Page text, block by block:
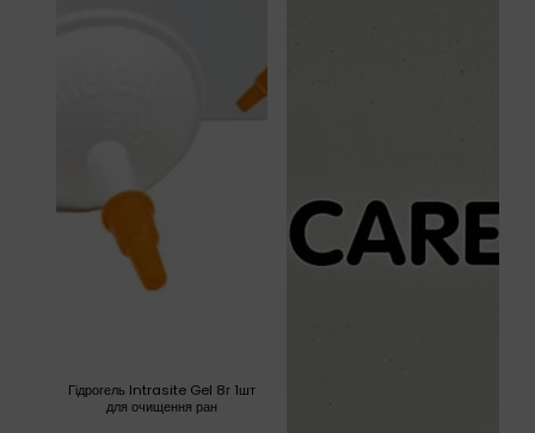
Гідрогель Intrasite Gel 8г 1шт
для очищення ран